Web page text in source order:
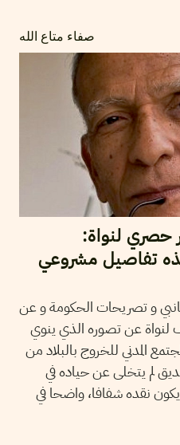
صفاء متاع الله
لنواة:
تفاصيل مشروعي
و تصريحات الحكومة و عن
لنواة عن تصوره الذي ينوي
المدني للخروج بالبلاد من
لم يتخلى عن حياده في
نقده شفافا، واضحا في